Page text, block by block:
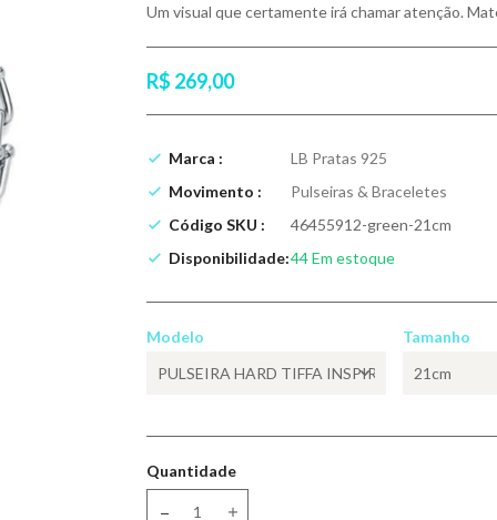
Um visual que certamente irá chamar atenção.
R$ 269,00
Marca :
LB Pratas 925
Movimento :
Pulseiras & Braceletes
Código SKU :
46455912-green-21cm
Disponibilidade:44Em estoque
Modelo Tamanho
Quantidade
Translation missing: pt-